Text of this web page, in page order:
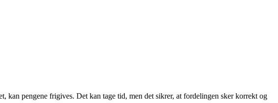
pengene frigives. Det kan tage tid, men det sikrer, at fordelingen sker korrekt og